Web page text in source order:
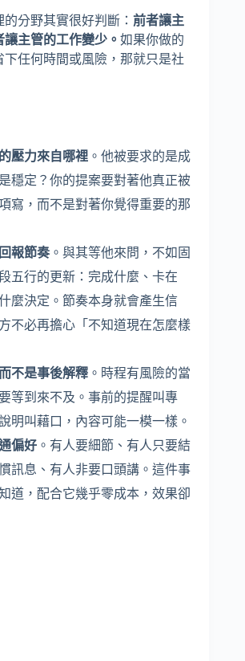
分野其實很好判斷： 前者讓主
主管的工作變少。 如果你做的
下任何時間或風險，那就只是社
壓力來自哪裡 。他被要求的是成
穩定？你的提案要對著他真正被
寫，而不是對著你覺得重要的那
報節奏 。與其等他來問，不如固
五行的更新：完成什麼、卡在
麼決定。節奏本身就會產生信
不必再擔心「不知道現在怎麼樣
不是事後解釋 。時程有風險的當
等到來不及。事前的提醒叫專
明叫藉口，內容可能一模一樣。
偏好 。有人要細節、有人只要結
訊息、有人非要口頭講。這件事
道，配合它幾乎零成本，效果卻